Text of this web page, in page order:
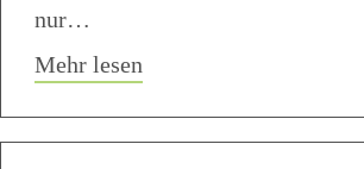
nur…
Mehr lesen